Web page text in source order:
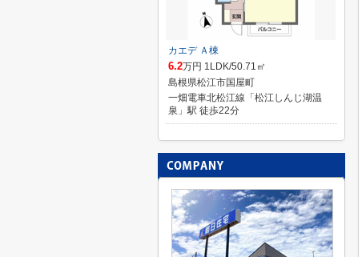
カエデ Ａ棟
6.2万円 1LDK/50.71㎡
島根県松江市国屋町
一畑電車北松江線「松江しんじ湖温
泉」駅 徒歩22分